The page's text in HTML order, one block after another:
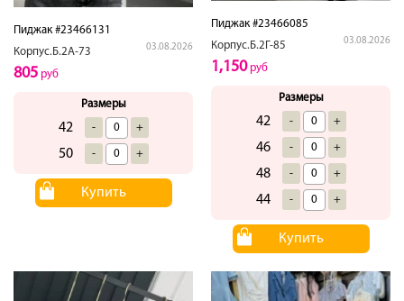
Пиджак #23466131
Корпус.Б.2А-73
03.08.2026
805 руб
Размеры
42 - +
50 - +
Купить
Пиджак #23466085
Корпус.Б.2Г-85
03.08.2026
1,150руб
Размеры
42 - +
46 - +
48 - +
44 - +
Купить